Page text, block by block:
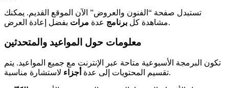
تستبدل صفحة “الفنون والعروض” الآن الموقع القديم. يمكنك
مشاهدة كل برنامج عدة مرات بفضل إعادة العرض.
معلومات حول المواعيد والمتحدثين
تكون البرمجة الأسبوعية متاحة عبر الإنترنت مع جميع المواعيد. يتم
تقسيم المحتويات إلى عدة أجزاء لاستشارة مناسبة.